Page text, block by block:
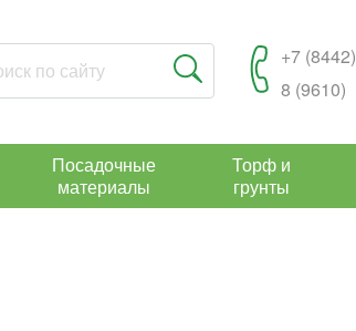
+7 (8442)
8 (9610)
Посадочные
материалы
Торф и
грунты